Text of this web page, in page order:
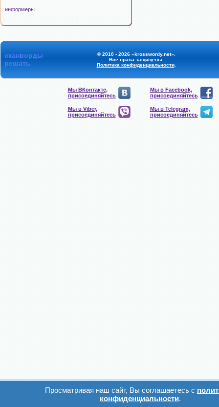
информеры
сканворды
решать
© 2010 - 2026 «krosswordy.net».
Все права защищены.
Политика конфиденциальности.
Мы ВКонтакте,
присоединяйтесь
Мы в Facebook,
присоединяйтесь
Мы в Viber,
присоединяйтесь
Мы в Telegram,
присоединяйтесь
Просматривая наш сайт, Вы соглашаетесь с
конфиденциальности.